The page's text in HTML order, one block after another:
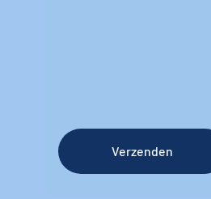
Verzenden